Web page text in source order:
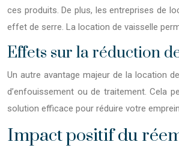
ces produits. De plus, les entreprises de
effet de serre. La location de vaisselle
Effets sur la réduction
Un autre avantage majeur de la location
d’enfouissement ou de traitement. Cela
solution efficace pour réduire votre
Impact positif du